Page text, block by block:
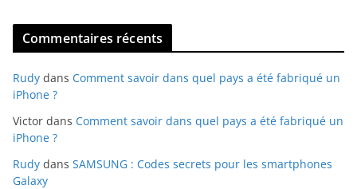
Commentaires récents
Rudy dans Comment savoir dans quel pays a été fabriqué un
iPhone ?
Victor dans Comment savoir dans quel pays a été fabriqué un
iPhone ?
Rudy dans SAMSUNG : Codes secrets pour les smartphones
Galaxy